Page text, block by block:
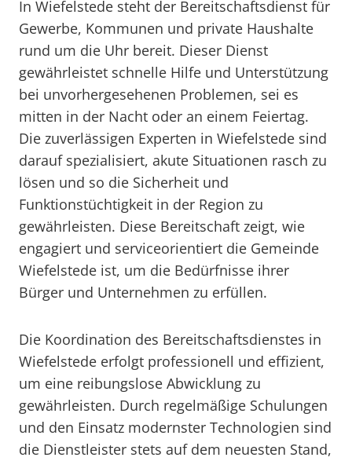
In Wiefelstede steht der Bereitschaftsdienst für
Gewerbe, Kommunen und private Haushalte
rund um die Uhr bereit. Dieser Dienst
gewährleistet schnelle Hilfe und Unterstützung
bei unvorhergesehenen Problemen, sei es
mitten in der Nacht oder an einem Feiertag.
Die zuverlässigen Experten in Wiefelstede sind
darauf spezialisiert, akute Situationen rasch zu
lösen und so die Sicherheit und
Funktionstüchtigkeit in der Region zu
gewährleisten. Diese Bereitschaft zeigt, wie
engagiert und serviceorientiert die Gemeinde
Wiefelstede ist, um die Bedürfnisse ihrer
Bürger und Unternehmen zu erfüllen.
Die Koordination des Bereitschaftsdienstes in
Wiefelstede erfolgt professionell und effizient,
um eine reibungslose Abwicklung zu
gewährleisten. Durch regelmäßige Schulungen
und den Einsatz modernster Technologien sind
die Dienstleister stets auf dem neuesten Stand,